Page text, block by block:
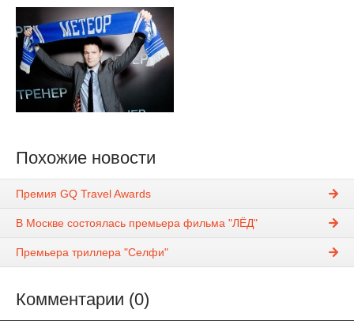
Похожие новости
Премия GQ Travel Awards
В Москве состоялась премьера фильма "ЛЁД"
Премьера триллера "Селфи"
Комментарии (0)